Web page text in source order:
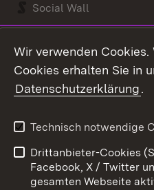
Social Wall
Kontakt
Impressum
Wir verwenden
Cookies erhalten Sie in
Datenschutzerklärung.
Technisch notwendige
Drittanbieter-Cookies
Facebook, X / Twitter
gesamten Webseite